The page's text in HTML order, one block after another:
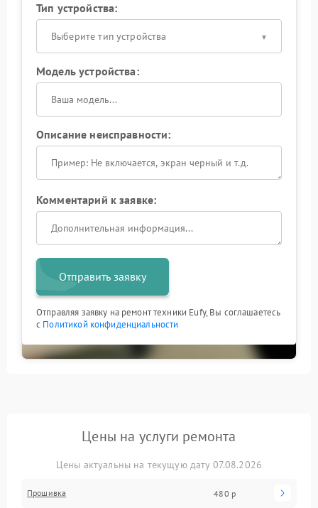
Тип устройства:
Выберите тип устройства
Модель устройства:
Описание неисправности:
Комментарий к заявке:
Отправить заявку
Отправляя заявку на ремонт техники Eufy, Вы соглашаетесь
с Политикой конфиденциальности
Цены на услуги ремонта
Цены актуальны на текущую дату 07.08.2026
Прошивка 480 р